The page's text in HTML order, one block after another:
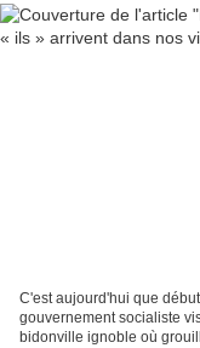
C'est aujourd'hui que
gouvernement socialiste
bidonville ignoble où